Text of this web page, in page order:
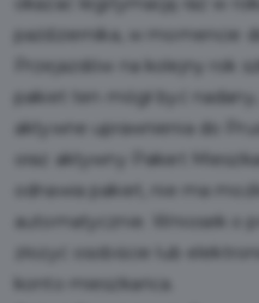
października, w momencie
Przejazdów na kolejny rok
pakiet ten mógł być
aktywne uprawnienia do
oraz aktywny Pakiet
odnawia pakiet, nie ma
automatycznie. Wniosek o
złożyć osobiście lub
konto mieszkańca.